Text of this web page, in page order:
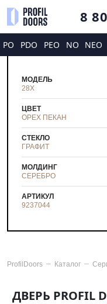
8
PO PDO PEO NO NEO
МОДЕЛЬ
28X
ЦВЕТ
ОРЕХ ПЕКАН
СТЕКЛО
ГРАФИТ
МОЛДИНГ
СЕРЕБРО
АРТИКУЛ
9237044
ProfilDoors Каталог
ДВЕРЬ PROFIL